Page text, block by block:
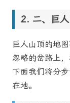
二、巨
巨人山顶的地
忽略的岔路上
下面我们将分
在地。